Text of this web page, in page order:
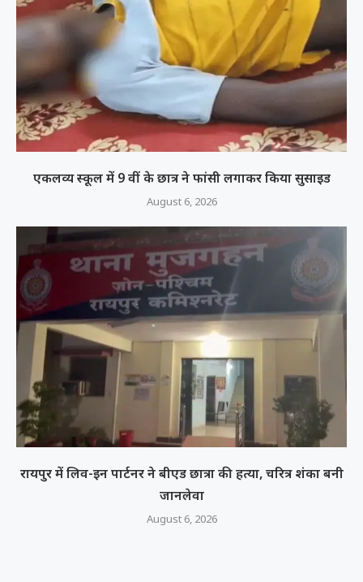
एकलव्य स्कूल में 9 वीं के छात्र ने फांसी लगाकर किया सुसाइड
August 6, 2026
रायपुर में लिव-इन पार्टनर ने बीएड छात्रा की हत्या, चरित्र शंका बनी
जानलेवा
August 6, 2026